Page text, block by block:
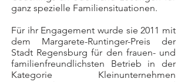
ganz spezielle Familiensituationen.
Für ihr Engagement wurde sie 2011 mit
dem Margarete-Runtinger-Preis der
Stadt Regensburg für den frauen- und
familienfreundlichsten Betrieb in der
Kategorie Kleinunternehmen